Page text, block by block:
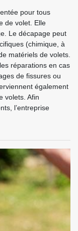
pour tous
de volet. Elle
Le décapage peut
(chimique, à
matériels de volets.
réparations en cas
de fissures ou
également
volets. Afin
l’entreprise